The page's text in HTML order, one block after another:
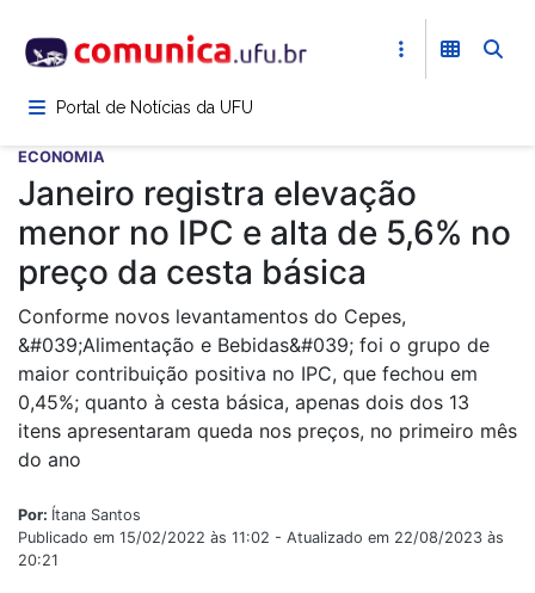
para
conteúdoPortal de Notícias da UFU
ECONOMIA
Janeiro registra elevação
menor no IPC e alta de 5,6% no
preço da cesta básica
Conforme novos levantamentos do Cepes,
&#039;Alimentação e Bebidas&#039; foi o grupo de
maior contribuição positiva no IPC, que fechou em
0,45%; quanto à cesta básica, apenas dois dos 13
itens apresentaram queda nos preços, no primeiro mês
do ano
Por: Ítana Santos
Publicado em 15/02/2022 às 11:02 - Atualizado em 22/08/2023 às
20:21